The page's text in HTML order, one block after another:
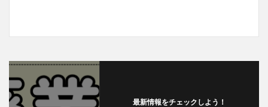
最新情報をチェックしよう！